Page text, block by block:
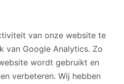
van onze website te
van Google Analytics. Zo
wordt gebruikt en
verbeteren. Wij hebben